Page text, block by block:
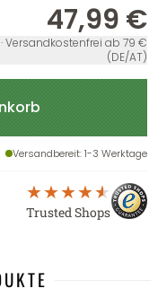
47,99 €
· Versandkostenfrei ab 79 €
(DE/AT)
Versandbereit: 1-3 Werktage
Trusted Shops